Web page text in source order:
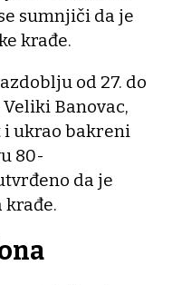
sumnjiči da je
krađe.
od 27. do
Banovac,
ukrao bakreni
80-
da je